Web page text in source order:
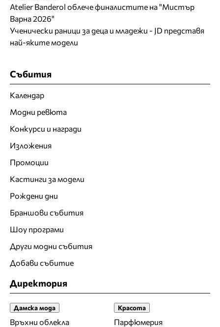
Atelier Banderol облече финалистите на "Мистър
Варна 2026"
Ученически раници за деца и младежи - JD представя
най-яките модели
Събития
Календар
Модни ревюта
Конкурси и награди
Изложения
Промоции
Кастинги за модели
Рождени дни
Браншови събития
Шоу програми
Други модни събития
Добави събитие
Директория
Дамска мода
Връхни облекла
Красота
Парфюмерия